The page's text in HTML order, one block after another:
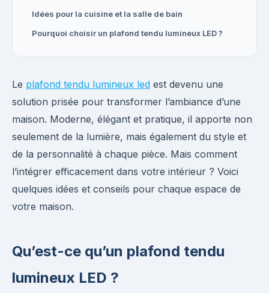
Idées pour la cuisine et la salle de bain
Pourquoi choisir un plafond tendu lumineux LED ?
Le plafond tendu lumineux led est devenu une
solution prisée pour transformer l’ambiance d’une
maison. Moderne, élégant et pratique, il apporte non
seulement de la lumière, mais également du style et
de la personnalité à chaque pièce. Mais comment
l’intégrer efficacement dans votre intérieur ? Voici
quelques idées et conseils pour chaque espace de
votre maison.
Qu’est-ce qu’un plafond tendu
lumineux LED ?